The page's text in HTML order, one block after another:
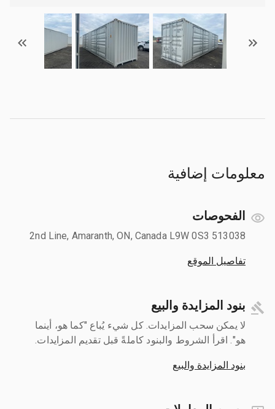
معلومات إضافية
الفحوصات
513038 2nd Line, Amaranth, ON, Canada L9W 0S3
تفاصيل الموقع
بنود المزايدة والبيع
لا يمكن سحب المزايدات. كل شيء يُباع "كما هو، أينما
هو". اقرأ الشروط والبنود كاملةً قبل تقديم المزايدات.
بنود المزايدة والبيع